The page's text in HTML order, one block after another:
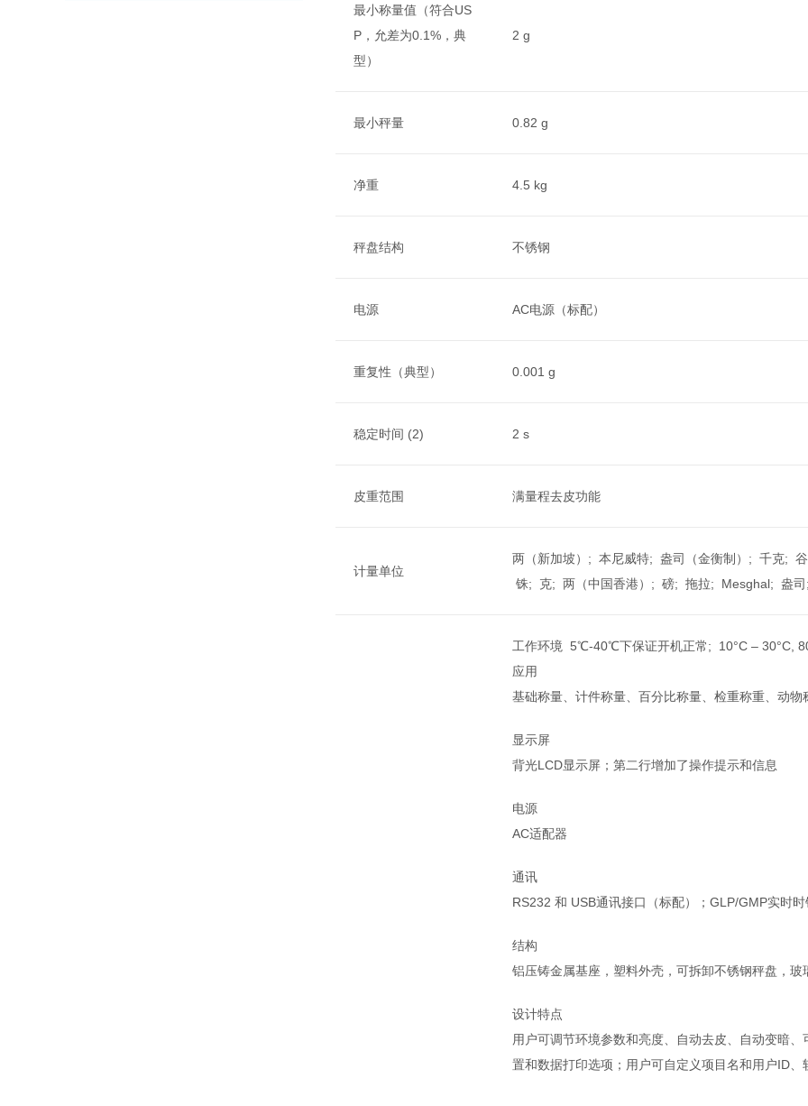
最小称量值（符合US
P，允差为0.1%，典
型）
2 g
最小秤量 0.82 g
净重 4.5 kg
秤盘结构 不锈钢
电源 AC电源（标配）
重复性（典型） 0.001 g
稳定时间 (2) 2 s
皮重范围 满量程去皮功能
计量单位
两（新加坡）; 本尼威特; 盎司（金衡制）; 千克;
铢; 克; 两（中国香港）; 磅; 拖拉; Mesghal; 盎
工作环境 5℃-40℃下保证开机正常; 10°C – 30°C,
应用
基础称量、计件称量、百分比称量、检重称重、动物
显示屏
背光LCD显示屏；第二行增加了操作提示和信息
电源
AC适配器
通讯
RS232 和 USB通讯接口（标配）；GLP/GMP实时时
结构
铝压铸金属基座，塑料外壳，可拆卸不锈钢秤盘，
设计特点
用户可调节环境参数和亮度、自动去皮、自动变暗
置和数据打印选项；用户可自定义项目名和用户ID